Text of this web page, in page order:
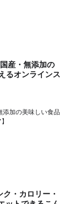
産・無添加の
るオンラインス
添加の美味しい食品
・カロリー・